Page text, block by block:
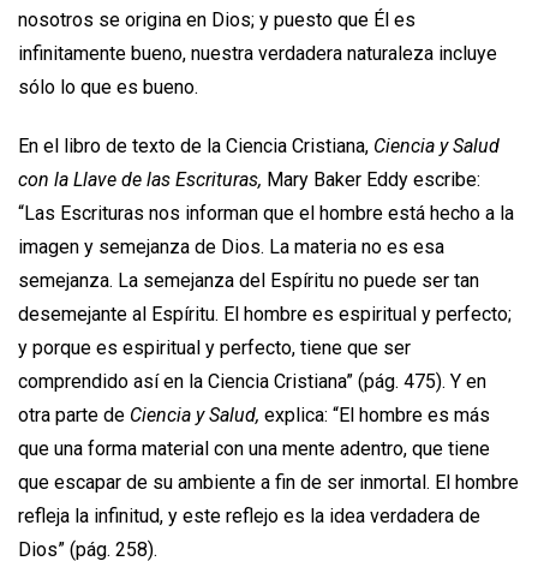
nosotros se origina en Dios; y puesto que Él es
infinitamente bueno, nuestra verdadera naturaleza incluye
sólo lo que es bueno.
En el libro de texto de la Ciencia Cristiana, Ciencia y Salud
con la Llave de las Escrituras, Mary Baker Eddy escribe:
“Las Escrituras nos informan que el hombre está hecho a la
imagen y semejanza de Dios. La materia no es esa
semejanza. La semejanza del Espíritu no puede ser tan
desemejante al Espíritu. El hombre es espiritual y perfecto;
y porque es espiritual y perfecto, tiene que ser
comprendido así en la Ciencia Cristiana” (pág. 475). Y en
otra parte de Ciencia y Salud, explica: “El hombre es más
que una forma material con una mente adentro, que tiene
que escapar de su ambiente a fin de ser inmortal. El hombre
refleja la infinitud, y este reflejo es la idea verdadera de
Dios” (pág. 258).